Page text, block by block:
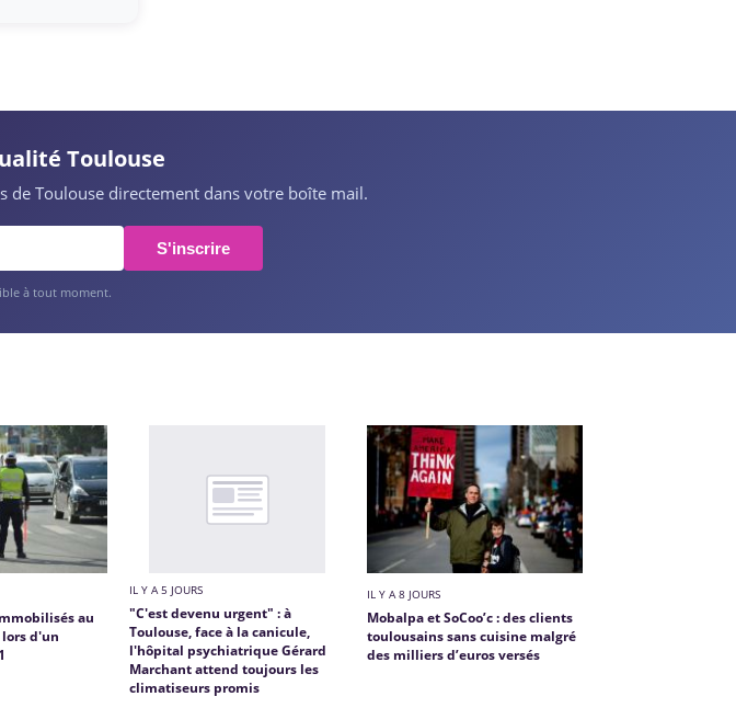
Toulouse
de Toulouse directement dans votre boîte mail.
S'inscrire
à tout moment.
au
lors d'un
IL Y A 5 JOURS
"C'est devenu urgent" : à
Toulouse, face à la canicule,
l'hôpital psychiatrique Gérard
Marchant attend toujours les
climatiseurs promis
IL Y A 8 JOURS
Mobalpa et SoCoo’c : des clients
toulousains sans cuisine malgré
des milliers d’euros versés